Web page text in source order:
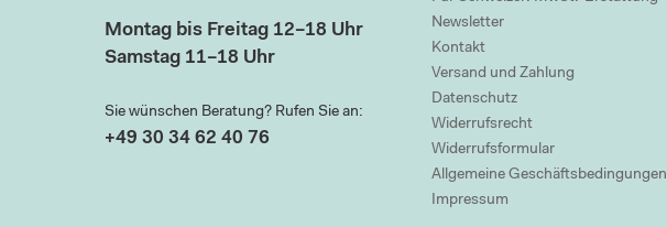
Montag bis Freitag 12–18 Uhr
Samstag 11–18 Uhr
Sie wünschen Beratung? Rufen Sie an:
+49 30 34 62 40 76
Newsletter
Kontakt
Versand und Zahlung
Datenschutz
Widerrufsrecht
Widerrufsformular
Allgemeine Geschäftsbedingungen
Impressum